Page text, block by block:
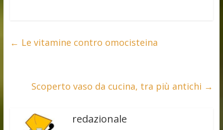
← Le vitamine contro omocisteina
Scoperto vaso da cucina, tra più antichi →
redazionale